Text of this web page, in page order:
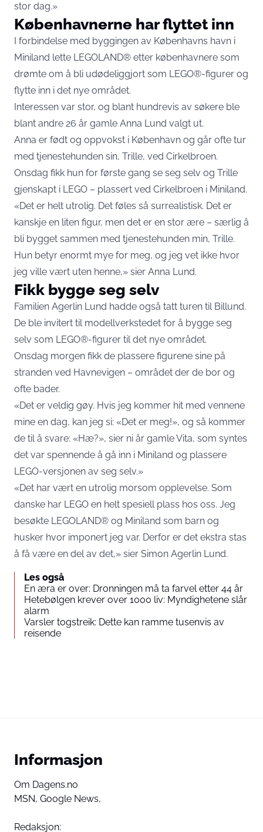
stor dag.»
Københavnerne har flyttet inn
I forbindelse med byggingen av Københavns havn i
Miniland lette LEGOLAND® etter københavnere som
drømte om å bli udødeliggjort som LEGO®-figurer og
flytte inn i det nye området.
Interessen var stor, og blant hundrevis av søkere ble
blant andre 26 år gamle Anna Lund valgt ut.
Anna er født og oppvokst i København og går ofte tur
med tjenestehunden sin, Trille, ved Cirkelbroen.
Onsdag fikk hun for første gang se seg selv og Trille
gjenskapt i LEGO – plassert ved Cirkelbroen i Miniland.
«Det er helt utrolig. Det føles så surrealistisk. Det er
kanskje en liten figur, men det er en stor ære – særlig å
bli bygget sammen med tjenestehunden min, Trille.
Hun betyr enormt mye for meg, og jeg vet ikke hvor
jeg ville vært uten henne,» sier Anna Lund.
Fikk bygge seg selv
Familien Agerlin Lund hadde også tatt turen til Billund.
De ble invitert til modellverkstedet for å bygge seg
selv som LEGO®-figurer til det nye området.
Onsdag morgen fikk de plassere figurene sine på
stranden ved Havnevigen – området der de bor og
ofte bader.
«Det er veldig gøy. Hvis jeg kommer hit med vennene
mine en dag, kan jeg si: «Det er meg!», og så kommer
de til å svare: «Hæ?», sier ni år gamle Vita, som syntes
det var spennende å gå inn i Miniland og plassere
LEGO-versjonen av seg selv.»
«Det har vært en utrolig morsom opplevelse. Som
danske har LEGO en helt spesiell plass hos oss. Jeg
besøkte LEGOLAND® og Miniland som barn og
husker hvor imponert jeg var. Derfor er det ekstra stas
å få være en del av det,» sier Simon Agerlin Lund.
Les også
En æra er over: Dronningen må ta farvel etter 44 år
Hetebølgen krever over 1000 liv: Myndighetene slår
alarm
Varsler togstreik: Dette kan ramme tusenvis av
reisende
Informasjon
Om Dagens.no
MSN, Google News,
Redaksjon: